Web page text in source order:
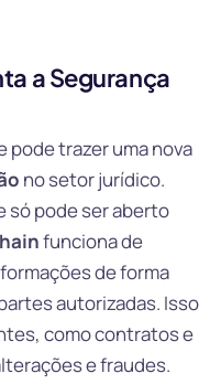
a Segurança
pode trazer uma nova
no setor jurídico.
só pode ser aberto
funciona de
de forma
autorizadas. Isso
como contratos e
e fraudes.